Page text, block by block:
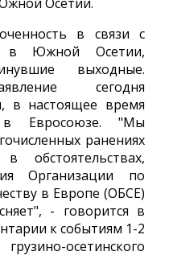
в связи с
в Южной Осетии,
выходные.
сегодня
в настоящее время
в Евросоюзе. "Мы
ранениях
обстоятельствах,
Организации по
в Европе (ОБСЕ)
- говорится в
к событиям 1-2
осетинского